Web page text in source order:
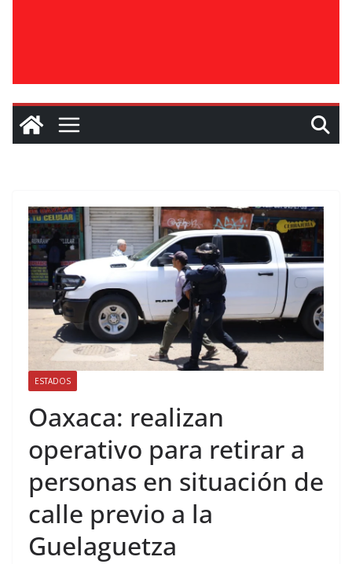
ESTADOS
Oaxaca: realizan
operativo para retirar a
personas en situación de
calle previo a la
Guelaguetza